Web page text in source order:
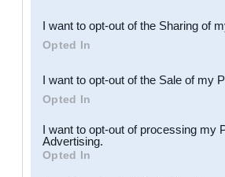
Downstream Participants
third parties.
I want to opt-out of the Sharing of
Opted In
I want to opt-out of the Sale of my
Opted In
I want to opt-out of processing my
Advertising.
Opted In